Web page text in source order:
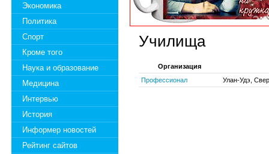
Экономика
Политика
Спорт
Кроме того
Наука и образование
Медицина
Интервью
История
Информер новостей
Рейтинг сайтов
Училища
Организация
Профессионал
Улан-Удэ,